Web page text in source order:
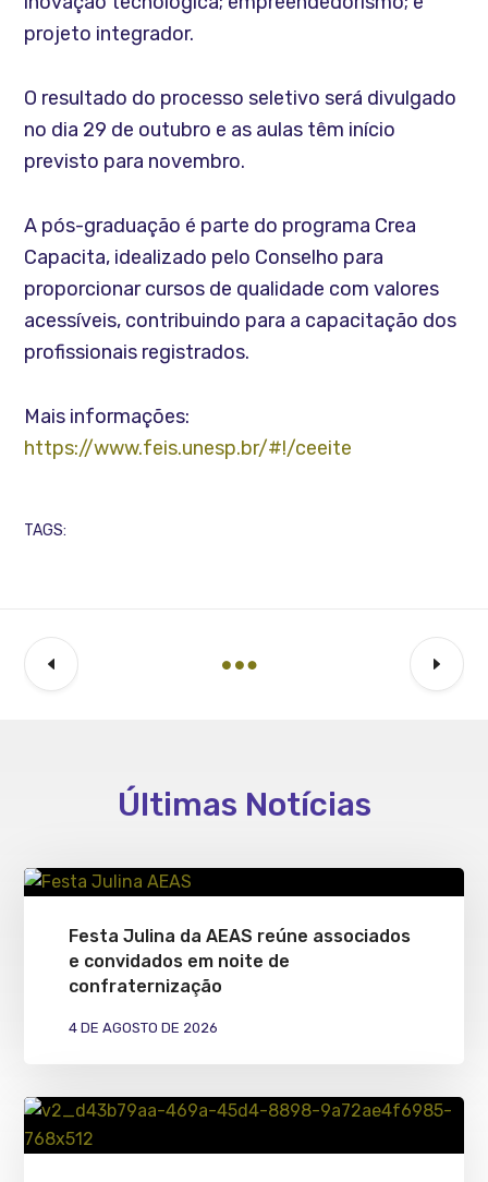
projeto integrador.
O resultado do processo seletivo será divulgado
no dia 29 de outubro e as aulas têm início
previsto para novembro.
A pós-graduação é parte do programa Crea
Capacita, idealizado pelo Conselho para
proporcionar cursos de qualidade com valores
acessíveis, contribuindo para a capacitação dos
profissionais registrados.
Mais informações:
https://www.feis.unesp.br/#!/ceeite
TAGS:
Últimas Notícias
Festa Julina da AEAS reúne associados
e convidados em noite de
confraternização
4 DE AGOSTO DE 2026